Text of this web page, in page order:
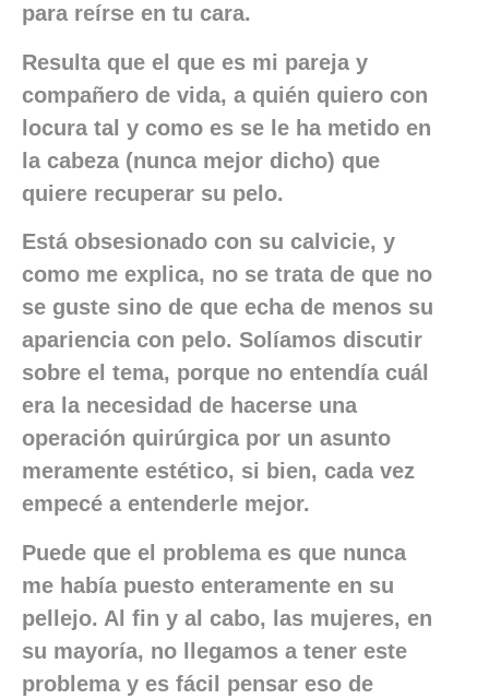
para reírse en tu cara.
Resulta que el que es mi pareja y
compañero de vida, a quién quiero con
locura tal y como es se le ha metido en
la cabeza (nunca mejor dicho) que
quiere recuperar su pelo.
Está obsesionado con su calvicie, y
como me explica, no se trata de que no
se guste sino de que echa de menos su
apariencia con pelo. Solíamos discutir
sobre el tema, porque no entendía cuál
era la necesidad de hacerse una
operación quirúrgica por un asunto
meramente estético, si bien, cada vez
empecé a entenderle mejor.
Puede que el problema es que nunca
me había puesto enteramente en su
pellejo. Al fin y al cabo, las mujeres, en
su mayoría, no llegamos a tener este
problema y es fácil pensar eso de